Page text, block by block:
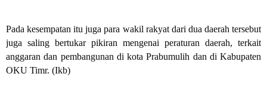
Pada kesempatan itu juga para wakil rakyat dari dua daerah tersebut
juga saling bertukar pikiran mengenai peraturan daerah, terkait
anggaran dan pembangunan di kota Prabumulih dan di Kabupaten
OKU Timr. (Ikb)